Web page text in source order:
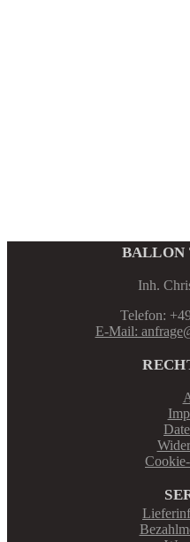
BALLON
Inh.
Telefon:
E-Mail: